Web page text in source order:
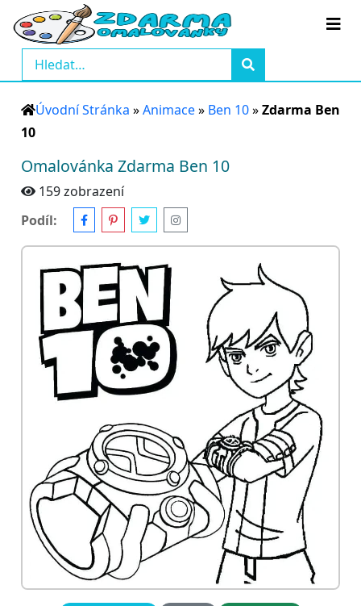
Úvodní Stránka »Animace» Ben 10»Zdarma Ben
10
Omalovánka Zdarma Ben 10
159 zobrazení
Podíl: